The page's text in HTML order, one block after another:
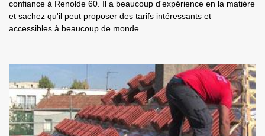
confiance à Renolde 60. Il a beaucoup d'expérience en la matière
et sachez qu'il peut proposer des tarifs intéressants et
accessibles à beaucoup de monde.